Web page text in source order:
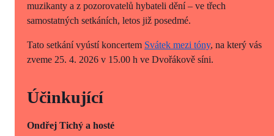
muzikanty a z pozorovatelů hybateli dění – ve třech
samostatných setkáních, letos již posedmé.
Tato setkání vyústí koncertem Svátek mezi tóny, na který vás
zveme 25. 4. 2026 v 15.00 h ve Dvořákově síni.
Účinkující
Ondřej Tichý a hosté